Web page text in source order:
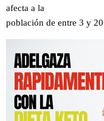
afecta a la
población de entre 3 y 20